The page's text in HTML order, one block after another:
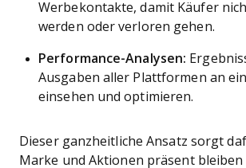
Werbekontakte, damit Käufer
werden oder verloren gehen.
Performance-Analysen:
Ausgaben aller Plattformen an
einsehen und optimieren.
Dieser ganzheitliche Ansatz sorgt
Marke und Aktionen präsent